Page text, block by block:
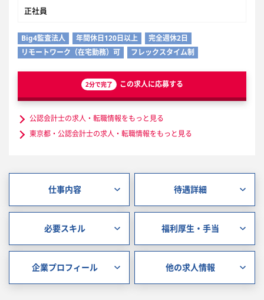
正社員
Big4監査法人 年間休日120日以上
完全週休2日
リモートワーク（在宅勤務）可
フレックスタイム制
2分で完了 この求人に応募する
公認会計士の求人・転職情報をもっと見る
東京都・公認会計士の求人・転職情報をもっと見る
仕事内容 待遇詳細
必要スキル 福利厚生・手当
企業プロフィール 他の求人情報